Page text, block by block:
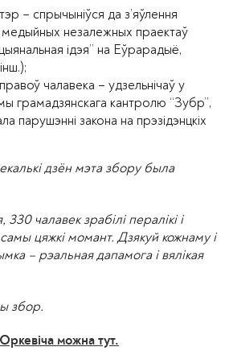
– спрычыніўся да з’яўлення
незалежных праектаў
ідэя” на Еўрарадыё,
чалавека – удзельнічаў у
грамадзянскага кантролю “Зубр”,
парушэнні закона на прэзідэнцкіх
дзён мэта збору была
чалавек зрабілі пералікі і
цяжкі момант. Дзякуй кожнаму і
– рэальная дапамога і вялікая
збор.
можна тут.